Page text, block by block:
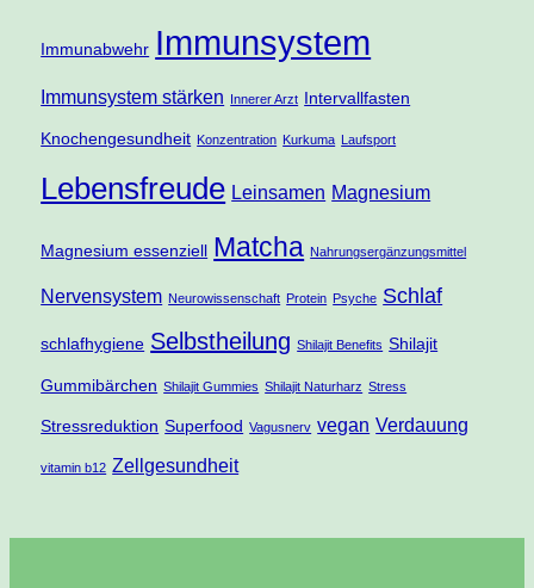
Immunabwehr Immunsystem
Immunsystem stärken Innerer Arzt Intervallfasten
Knochengesundheit Konzentration Kurkuma Laufsport
Lebensfreude Leinsamen Magnesium
Magnesium essenziell Matcha Nahrungsergänzungsmittel
Nervensystem Neurowissenschaft Protein Psyche Schlaf
schlafhygiene Selbstheilung Shilajit Benefits Shilajit
Gummibärchen Shilajit Gummies Shilajit Naturharz Stress
Stressreduktion Superfood Vagusnerv vegan Verdauung
vitamin b12 Zellgesundheit